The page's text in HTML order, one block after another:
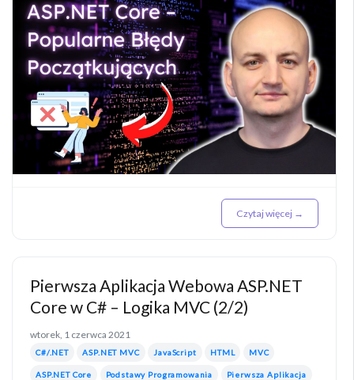
Czytaj więcej →
Pierwsza Aplikacja Webowa ASP.NET
Core w C# – Logika MVC (2/2)
wtorek, 1 czerwca 2021
C#/.NET ASP.NET MVC JavaScript HTML MVC
ASP.NET Core Podstawy Programowania Pierwsza Aplikacja